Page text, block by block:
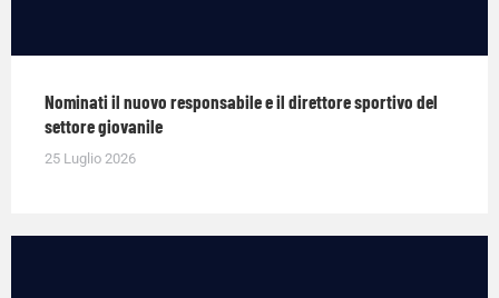
Nominati il nuovo responsabile e il direttore sportivo del
settore giovanile
25 Luglio 2026